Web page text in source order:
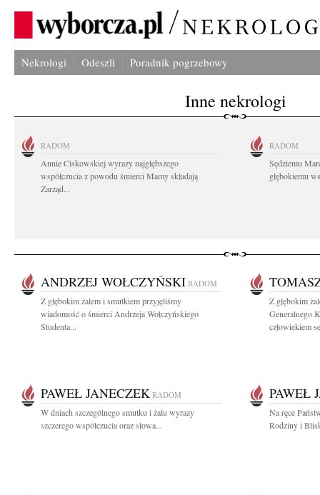
Nekrologi Odeszli Poradnik pogrzebowy
Inne nekrologi
RADOM
Annie Ciskowskiej wyrazy najgłębszego
współczucia z powodu śmierci Mamy składają
Zarząd...
RADOM
Sędziemu
głębokiemu
ANDRZEJ WOŁCZYŃSKI RADOM
Z głębokim żalem i smutkiem przyjęliśmy
wiadomość o śmierci Andrzeja Wołczyńskiego
Studenta...
Z głębokim
Generalnego
człowiekiem
PAWEŁ JANECZEK RADOM
W dniach szczególnego smutku i żalu wyrazy
szczerego współczucia oraz słowa...
PAWEŁ
Na ręce
Rodziny i